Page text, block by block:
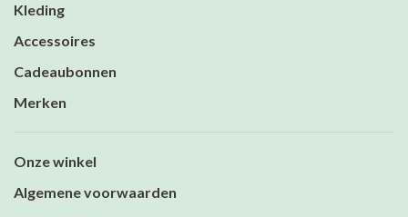
Kleding
Accessoires
Cadeaubonnen
Merken
Onze winkel
Algemene voorwaarden